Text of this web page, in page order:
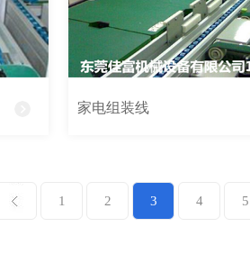
家电组装线
1 2 3 4 5